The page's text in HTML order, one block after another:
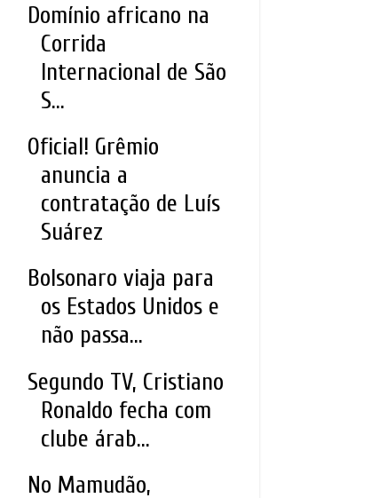
Domínio africano na
Corrida
Internacional de São
S...
Oficial! Grêmio
anuncia a
contratação de Luís
Suárez
Bolsonaro viaja para
os Estados Unidos e
não passa...
Segundo TV, Cristiano
Ronaldo fecha com
clube árab...
No Mamudão,